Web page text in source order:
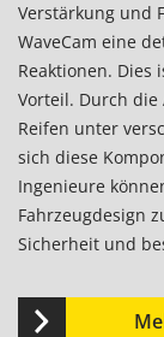
Verstärkung und
WaveCam eine
Reaktionen.
Vorteil. Durch die
Reifen unter
sich diese
Ingenieure
Fahrzeugdesign
Sicherheit und